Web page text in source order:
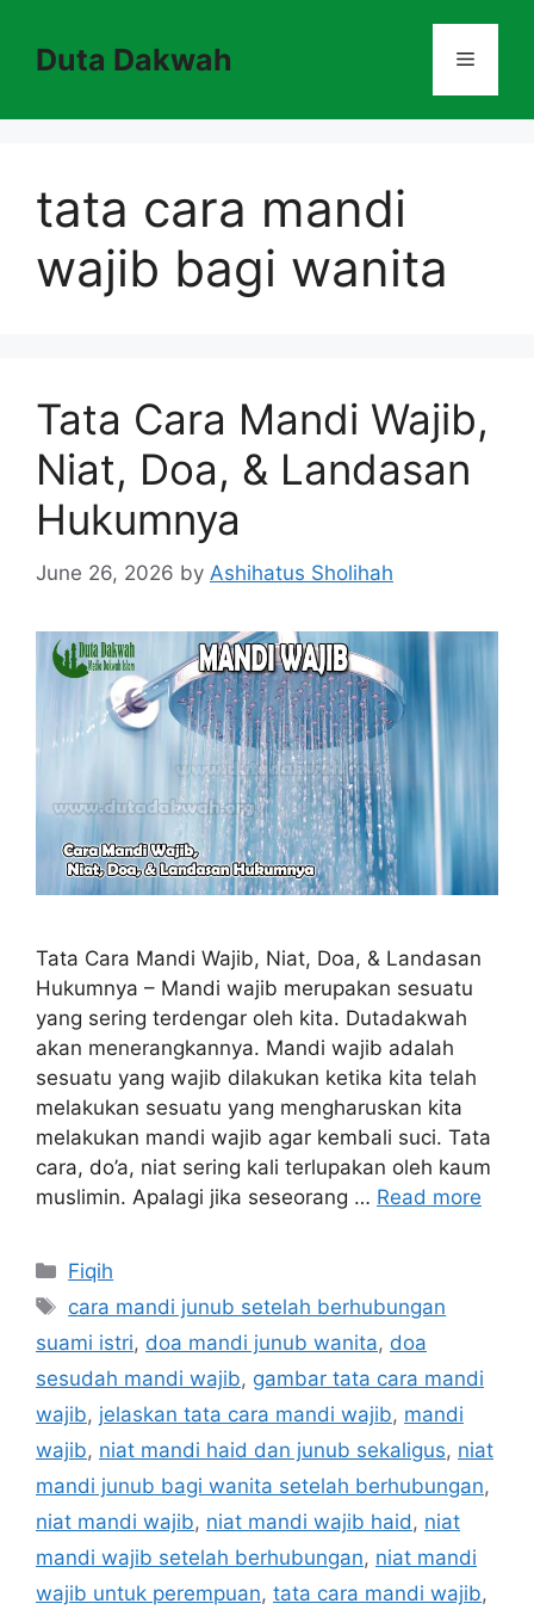
contentDuta Dakwah Menu
tata cara mandi
wajib bagi wanita
Tata Cara Mandi Wajib,
Niat, Doa, & Landasan
Hukumnya
June 26, 2026 by Ashihatus Sholihah
Tata Cara Mandi Wajib, Niat, Doa, & Landasan
Hukumnya – Mandi wajib merupakan sesuatu
yang sering terdengar oleh kita. Dutadakwah
akan menerangkannya. Mandi wajib adalah
sesuatu yang wajib dilakukan ketika kita telah
melakukan sesuatu yang mengharuskan kita
melakukan mandi wajib agar kembali suci. Tata
cara, do’a, niat sering kali terlupakan oleh kaum
muslimin. Apalagi jika seseorang … Read more
Categories
Fiqih
Tags
cara mandi junub setelah berhubungan
suami istri, doa mandi junub wanita, doa
sesudah mandi wajib, gambar tata cara mandi
wajib, jelaskan tata cara mandi wajib, mandi
wajib, niat mandi haid dan junub sekaligus, niat
mandi junub bagi wanita setelah berhubungan,
niat mandi wajib, niat mandi wajib haid, niat
mandi wajib setelah berhubungan, niat mandi
wajib untuk perempuan, tata cara mandi wajib,